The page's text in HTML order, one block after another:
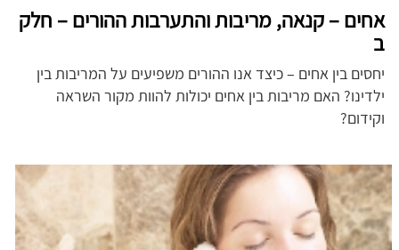
אחים – קנאה, מריבות והתערבות ההורים – חלק
ב
יחסים בין אחים – כיצד אנו ההורים משפיעים על המריבות בין
ילדינו? האם מריבות בין אחים יכולות להוות מקור השראה
וקידום?